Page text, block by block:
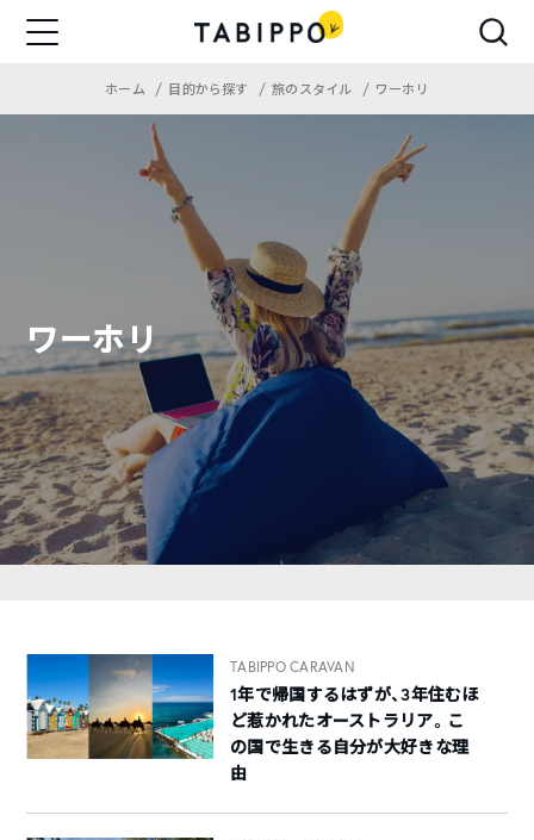
ホーム 目的から探す 旅のスタイル ワーホリ
ワーホリ
TABIPPO CARAVAN
1年で帰国するはずが、3年住むほ
ど惹かれたオーストラリア。こ
の国で生きる自分が大好きな理
由